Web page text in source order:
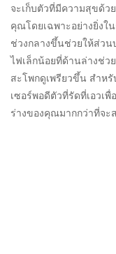
จะเก็บตัวที่มีความสุขด้ว
คุณโดยเฉพาะอย่างยิ่งใ
ช่วงกลางขึ้นช่วยให้ส่ว
ไฟเล็กน้อยที่ด้านล่างช่ว
สะโพกดูเพรียวขึ้น สำห
เซอร์พอดีตัวที่รัดที่เอวเ
ร่างของคุณมากกว่าที่จะ